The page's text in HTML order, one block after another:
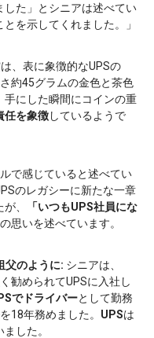
した」とシニアは述べてい
とを示してくれました。」
、表に象徴的なUPSの
約45グラムの金色と茶色
にした瞬間にコインの重
任を象徴しているようで
で感じていると述べてい
のレガシーに新たな一章
、
「いつもUPS社員にな
思いを述べています。
父のように: シニアは、
勧められてUPSに入社し
でドライバーとして勤務
を18年務めました。 UPSは
した。